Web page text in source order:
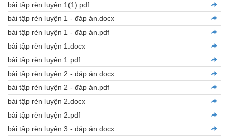
bài tập rèn luyện 1(1).pdf
bài tập rèn luyện 1 - đáp án.docx
bài tập rèn luyện 1 - đáp án.pdf
bài tập rèn luyện 1.docx
bài tập rèn luyện 1.pdf
bài tập rèn luyện 2 - đáp án.docx
bài tập rèn luyện 2 - đáp án.pdf
bài tập rèn luyện 2.docx
bài tập rèn luyện 2.pdf
bài tập rèn luyện 3 - đáp án.docx